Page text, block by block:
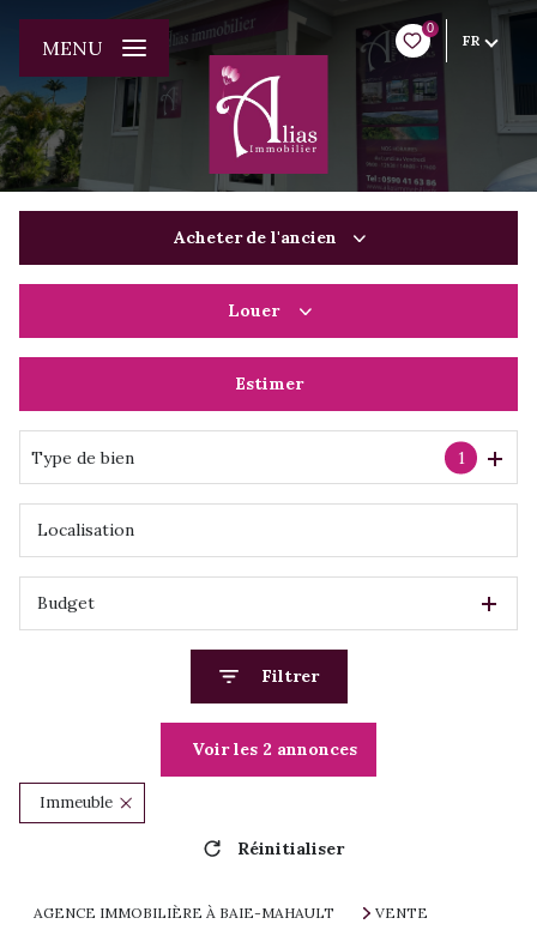
0
FR
MENU
Acheter de l'ancien
Du neuf
Louer
De l'immo pro
Estimer
Type de bien 1
Budget
Filtrer
Voir les 2 annonces
Immeuble
Réinitialiser
AGENCE IMMOBILIÈRE À BAIE-MAHAULT
VENTE